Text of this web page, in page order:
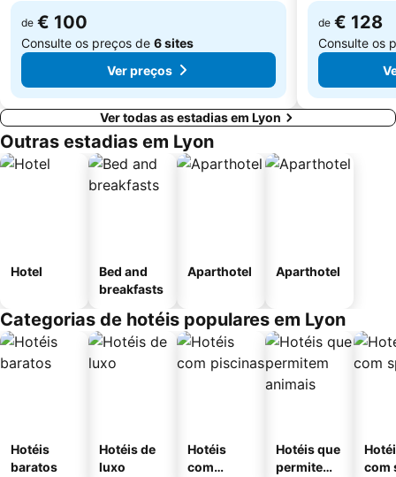
de € 100
Consulte os preços de 6 sites
Ver preços
de € 128
Consulte os
Ver todas as estadias em Lyon
Outras estadias em Lyon
Hotel
Bed and
breakfasts
Aparthotel Aparthotel
Categorias de hotéis populares em Lyon
Hotéis
baratos
Hotéis de
luxo
Hotéis
com
Hotéis que
permitem
com